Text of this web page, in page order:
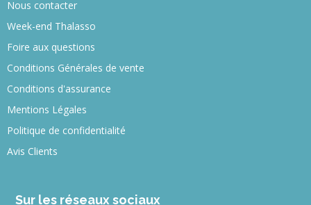
Nous contacter
Week-end Thalasso
Foire aux questions
Conditions Générales de vente
Conditions d'assurance
Mentions Légales
Politique de confidentialité
Avis Clients
Sur les réseaux sociaux